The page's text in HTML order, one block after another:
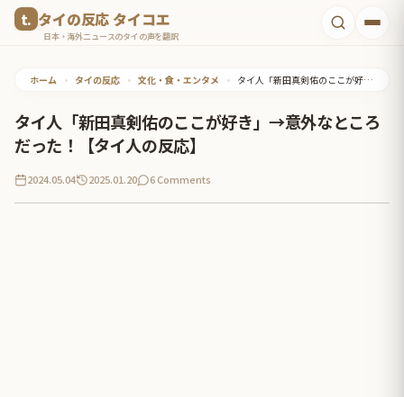
タイの反応 タイコエ
日本・海外ニュースのタイの声を翻訳
ホーム • タイの反応 • 文化・食・エンタメ • タイ人「新田真剣佑のここが好き」→意外なところだった！【タイ人の反応】
タイ人「新田真剣佑のここが好き」→意外なところ
だった！【タイ人の反応】
2024.05.04 2025.01.20 6 Comments